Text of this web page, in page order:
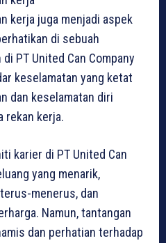
kerja juga menjadi aspek
di sebuah
PT United Can Company
keselamatan yang ketat
dan keselamatan diri
rekan kerja.
karier di PT United Can
yang menarik,
menerus, dan
Namun, tantangan
dan perhatian terhadap